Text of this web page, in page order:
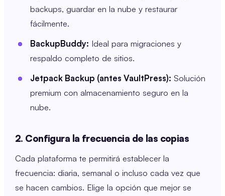
backups, guardar en la nube y restaurar
fácilmente.
BackupBuddy: Ideal para migraciones y
respaldo completo de sitios.
Jetpack Backup (antes VaultPress): Solución
premium con almacenamiento seguro en la
nube.
2. Configura la frecuencia de las copias
Cada plataforma te permitirá establecer la
frecuencia: diaria, semanal o incluso cada vez que
se hacen cambios. Elige la opción que mejor se